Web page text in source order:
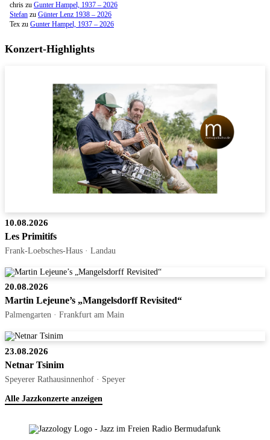
chris zu Gunter Hampel, 1937 – 2026
Stefan zu Günter Lenz 1938 – 2026
Tex zu Gunter Hampel, 1937 – 2026
Konzert-Highlights
10.08.2026
Les Primitifs
Frank-Loebsches-Haus · Landau
20.08.2026
Martin Lejeune’s „Mangelsdorff Revisited“
Palmengarten · Frankfurt am Main
23.08.2026
Netnar Tsinim
Speyerer Rathausinnenhof · Speyer
Alle Jazzkonzerte anzeigen